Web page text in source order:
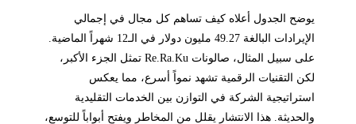
يوضح الجدول أعلاه كيف تساهم كل مجال في إجمالي
الإيرادات البالغة 49.27 مليون دولار في الـ12 شهراً الماضية.
على سبيل المثال، صالونات Re.Ra.Ku تمثل الجزء الأكبر،
لكن التقنيات الرقمية تشهد نمواً أسرع، مما يعكس
استراتيجية الشركة في التوازن بين الخدمات التقليدية
والحديثة. هذا الانتشار يقلل من المخاطر ويفتح أبواباً للتوسع،